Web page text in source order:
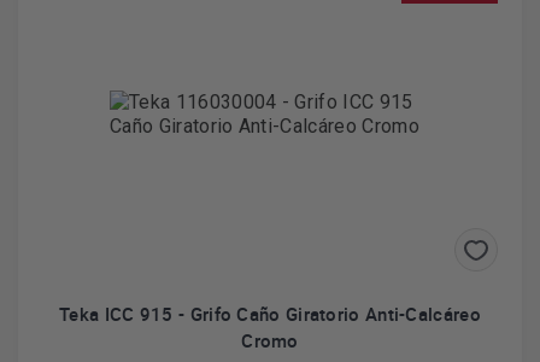
Teka ICC 915 - Grifo Caño Giratorio Anti-Calcáreo
Cromo